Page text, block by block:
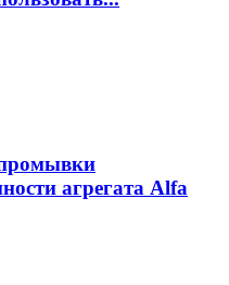
агрегата Alfa